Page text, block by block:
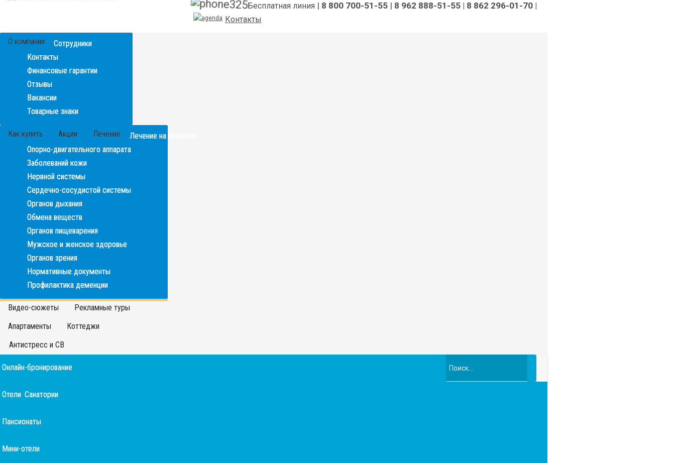
Бесплатная линия | 8 800 700-51-55 | 8 962 888-51-55 | 8 862 296-01-70 |
Контакты
О компании
Сотрудники
Контакты
Финансовые гарантии
Отзывы
Вакансии
Товарные знаки
Как купить Акции Лечение
Лечение на Мацесте
Опорно-двигательного аппарата
Заболеваний кожи
Нервной системы
Сердечно-сосудистой системы
Органов дыхания
Обмена веществ
Органов пищеварения
Мужское и женское здоровье
Органов зрения
Нормативные документы
Профилактика деменции
Видео-сюжеты
Рекламные туры
Апартаменты
Коттеджи
Антистресс и СВ
Онлайн-бронирование
Отели Санатории
Пансионаты
Мини-отели